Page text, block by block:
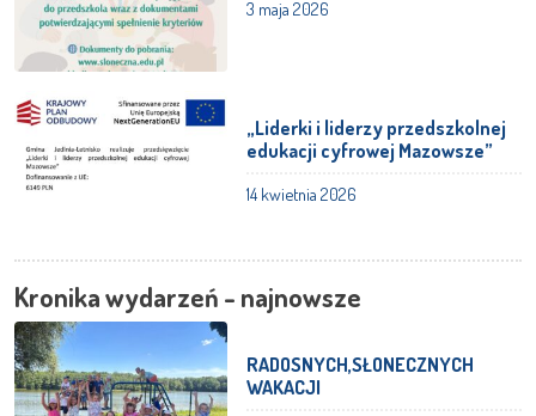
3 maja 2026
„Liderki i liderzy przedszkolnej
edukacji cyfrowej Mazowsze”
14 kwietnia 2026
Kronika wydarzeń - najnowsze
RADOSNYCH,SŁONECZNYCH
WAKACJI